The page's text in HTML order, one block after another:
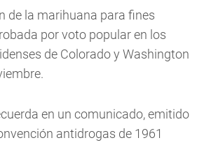
de la marihuana para fines
por voto popular en los
de Colorado y Washington
en un comunicado, emitido
antidrogas de 1961